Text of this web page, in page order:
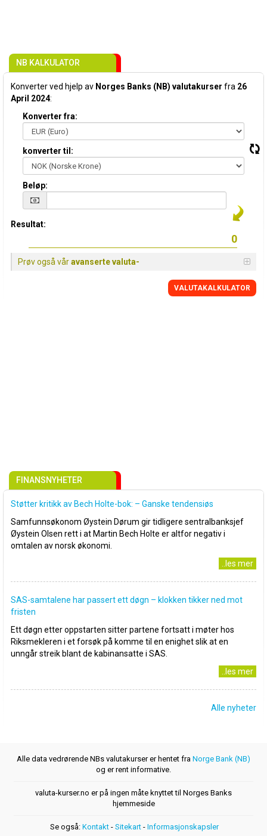
NB KALKULATOR
Konverter ved hjelp av Norges Banks (NB) valutakurser fra 26
April 2024:
Konverter fra:
konverter til:
Beløp:
Resultat:
Prøv også våravanserte valuta-
VALUTAKALKULATOR
FINANSNYHETER
Støtter kritikk av Bech Holte-bok: – Ganske tendensiøs
Samfunnsøkonom Øystein Dørum gir tidligere sentralbanksjef
Øystein Olsen rett i at Martin Bech Holte er altfor negativ i
omtalen av norsk økonomi.
..les mer
SAS-samtalene har passert ett døgn – klokken tikker ned mot
fristen
Ett døgn etter oppstarten sitter partene fortsatt i møter hos
Riksmekleren i et forsøk på komme til en enighet slik at en
unngår streik blant de kabinansatte i SAS.
..les mer
Alle nyheter
Alle data vedrørende NBs valutakurser er hentet fra Norge Bank (NB)
og er rent informative.
valuta-kurser.no er på ingen måte knyttet til Norges Banks
hjemmeside
Se også: Kontakt - Sitekart - Informasjonskapsler